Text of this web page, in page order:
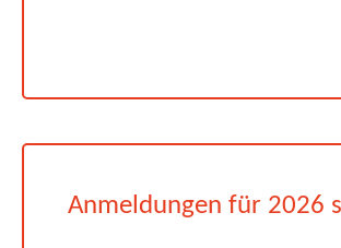
Anmeldungen für 2026